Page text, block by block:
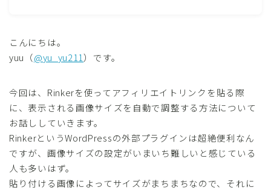
こんにちは。
yuu（@yu_yu211）です。
今回は、Rinkerを使ってアフィリエイトリンクを貼る際
に、表示される画像サイズを自動で調整する方法について
お話ししていきます。
RinkerというWordPressの外部プラグインは超絶便利なん
ですが、画像サイズの設定がいまいち難しいと感じている
人も多いはず。
貼り付ける画像によってサイズがまちまちなので、それに